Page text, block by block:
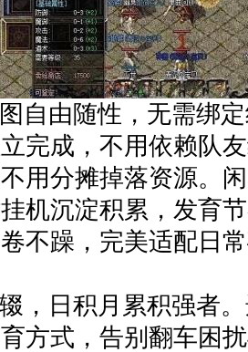
由随性，无需绑定
完成，不用依赖队
用分摊掉落资源。
机沉淀积累，发育
不躁，完美适配日
日积月累积强者。
方式，告别翻车困